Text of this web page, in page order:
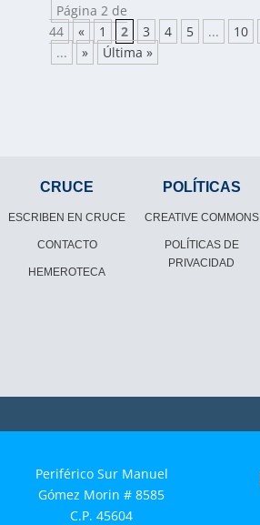
Página 2 de
44
« 1 2 3 4 5 ... 10
...
» Última »
CRUCE
ESCRIBEN EN CRUCE
CONTACTO
HEMEROTECA
POLÍTICAS
CREATIVE COMMONS
POLÍTICAS DE
PRIVACIDAD
Periférico Sur Manuel
Gómez Morin # 8585
C.P. 45604